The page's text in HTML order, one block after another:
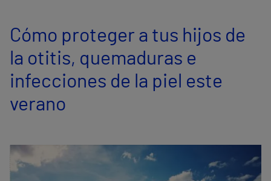
Servicios de salud
Equipo médico y asistencial
Cómo proteger a tus hijos de
la otitis, quemaduras e
infecciones de la piel este
verano